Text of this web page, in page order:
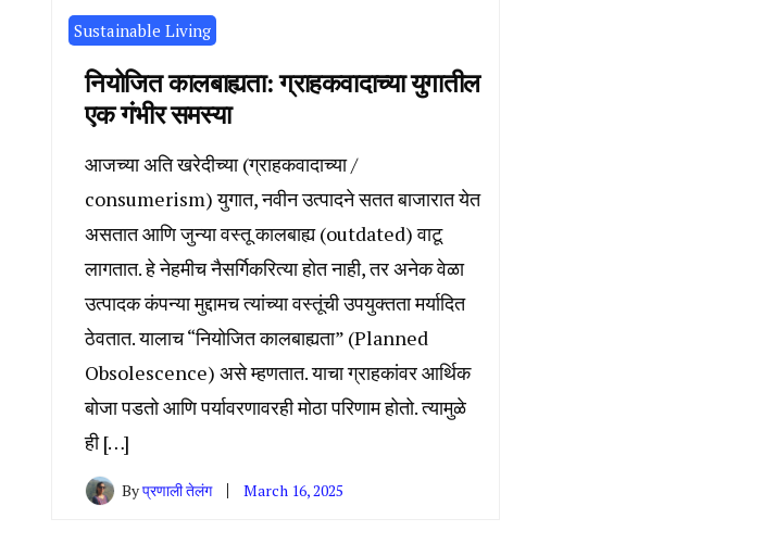
Sustainable Living
नियोजित कालबाह्यता: ग्राहकवादाच्या युगातील
एक गंभीर समस्या
आजच्या अति खरेदीच्या (ग्राहकवादाच्या /
consumerism) युगात, नवीन उत्पादने सतत बाजारात येत
असतात आणि जुन्या वस्तू कालबाह्य (outdated) वाटू
लागतात. हे नेहमीच नैसर्गिकरित्या होत नाही, तर अनेक वेळा
उत्पादक कंपन्या मुद्दामच त्यांच्या वस्तूंची उपयुक्तता मर्यादित
ठेवतात. यालाच “नियोजित कालबाह्यता” (Planned
Obsolescence) असे म्हणतात. याचा ग्राहकांवर आर्थिक
बोजा पडतो आणि पर्यावरणावरही मोठा परिणाम होतो. त्यामुळे
ही […]
Byप्रणाली तेलंग March 16, 2025